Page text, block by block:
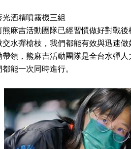
酒精噴霧機三組
麻吉活動團隊已經習慣做好對戰
水彈槍枝，我們都能有效與迅速
領，熊麻吉活動團隊是全台水彈
能一次同時進行。